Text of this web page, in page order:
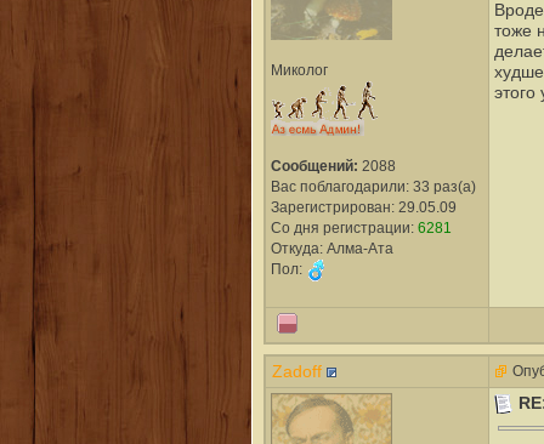
Миколог
Сообщений: 2088
Вас поблагодарили: 33 раз(а)
Зарегистрирован: 29.05.09
Со дня регистрации: 6281
Откуда: Алма-Ата
Пол:
тоже
Zadoff